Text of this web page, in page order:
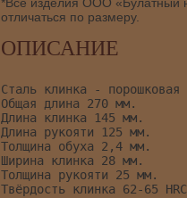
*Все изделия ООО «Булатный
отличаться по размеру.
ОПИСАНИЕ
Сталь клинка - порошковая
Общая длина 270 мм.
Длина клинка 145 мм.
Длина рукояти 125 мм.
Толщина обуха 2,4 мм.
Ширина клинка 28 мм.
Толщина рукояти 25 мм.
Твёрдость клинка 62-65 HRC